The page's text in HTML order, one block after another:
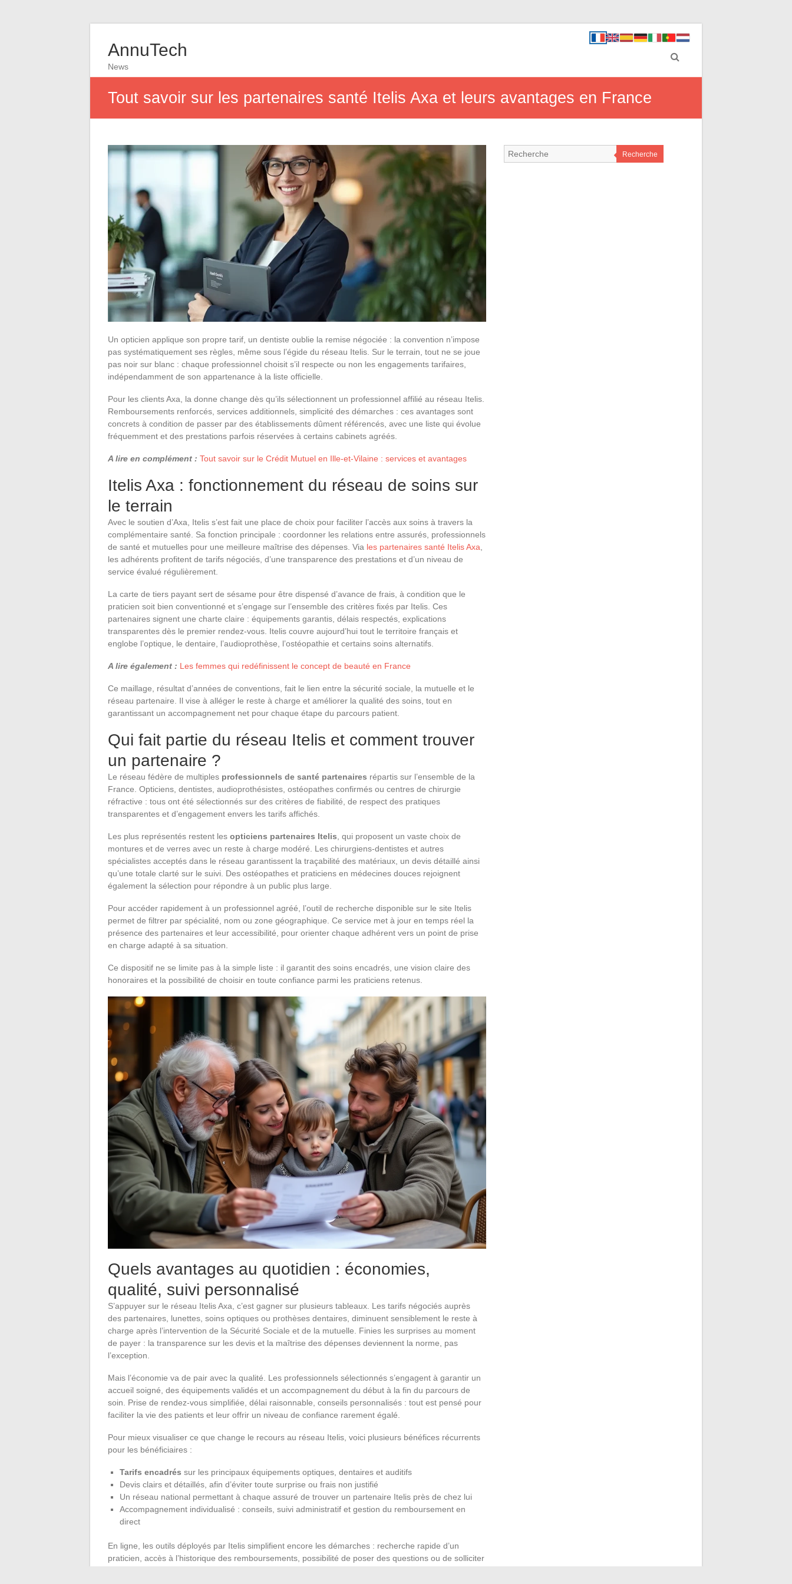
AnnuTech
News
Tout savoir sur les partenaires santé Itelis Axa et leurs avantages en France
Un opticien applique son propre tarif, un dentiste oublie la remise négociée : la convention n’impose
pas systématiquement ses règles, même sous l’égide du réseau Itelis. Sur le terrain, tout ne se joue
pas noir sur blanc : chaque professionnel choisit s’il respecte ou non les engagements tarifaires,
indépendamment de son appartenance à la liste officielle.
Pour les clients Axa, la donne change dès qu’ils sélectionnent un professionnel affilié au réseau Itelis.
Remboursements renforcés, services additionnels, simplicité des démarches : ces avantages sont
concrets à condition de passer par des établissements dûment référencés, avec une liste qui évolue
fréquemment et des prestations parfois réservées à certains cabinets agréés.
A lire en complément : Tout savoir sur le Crédit Mutuel en Ille-et-Vilaine : services et avantages
Itelis Axa : fonctionnement du réseau de soins sur
le terrain
Avec le soutien d’Axa, Itelis s’est fait une place de choix pour faciliter l’accès aux soins à travers la
complémentaire santé. Sa fonction principale : coordonner les relations entre assurés, professionnels
de santé et mutuelles pour une meilleure maîtrise des dépenses. Via les partenaires santé Itelis Axa
les adhérents profitent de tarifs négociés, d’une transparence des prestations et d’un niveau de
service évalué régulièrement.
La carte de tiers payant sert de sésame pour être dispensé d’avance de frais, à condition que le
praticien soit bien conventionné et s’engage sur l’ensemble des critères fixés par Itelis. Ces
partenaires signent une charte claire : équipements garantis, délais respectés, explications
transparentes dès le premier rendez-vous. Itelis couvre aujourd’hui tout le territoire français et
englobe l’optique, le dentaire, l’audioprothèse, l’ostéopathie et certains soins alternatifs.
A lire également : Les femmes qui redéfinissent le concept de beauté en France
Ce maillage, résultat d’années de conventions, fait le lien entre la sécurité sociale, la mutuelle et le
réseau partenaire. Il vise à alléger le reste à charge et améliorer la qualité des soins, tout en
garantissant un accompagnement net pour chaque étape du parcours patient.
Qui fait partie du réseau Itelis et comment trouver
un partenaire ?
Le réseau fédère de multiples professionnels de santé partenaires répartis sur l’ensemble de la
France. Opticiens, dentistes, audioprothésistes, ostéopathes confirmés ou centres de chirurgie
réfractive : tous ont été sélectionnés sur des critères de fiabilité, de respect des pratiques
transparentes et d’engagement envers les tarifs affichés.
Les plus représentés restent les opticiens partenaires Itelis , qui proposent un vaste choix de
montures et de verres avec un reste à charge modéré. Les chirurgiens-dentistes et autres
spécialistes acceptés dans le réseau garantissent la traçabilité des matériaux, un devis détaillé ainsi
qu’une totale clarté sur le suivi. Des ostéopathes et praticiens en médecines douces rejoignent
également la sélection pour répondre à un public plus large.
Pour accéder rapidement à un professionnel agréé, l’outil de recherche disponible sur le site Itelis
permet de filtrer par spécialité, nom ou zone géographique. Ce service met à jour en temps réel la
présence des partenaires et leur accessibilité, pour orienter chaque adhérent vers un point de prise
en charge adapté à sa situation.
Ce dispositif ne se limite pas à la simple liste : il garantit des soins encadrés, une vision claire des
honoraires et la possibilité de choisir en toute confiance parmi les praticiens retenus.
Quels avantages au quotidien : économies,
qualité, suivi personnalisé
S’appuyer sur le réseau Itelis Axa, c’est gagner sur plusieurs tableaux. Les tarifs négociés auprès
des partenaires, lunettes, soins optiques ou prothèses dentaires, diminuent sensiblement le reste à
charge après l’intervention de la Sécurité Sociale et de la mutuelle. Finies les surprises au moment
de payer : la transparence sur les devis et la maîtrise des dépenses deviennent la norme, pas
l’exception.
Mais l’économie va de pair avec la qualité. Les professionnels sélectionnés s’engagent à garantir un
accueil soigné, des équipements validés et un accompagnement du début à la fin du parcours de
soin. Prise de rendez-vous simplifiée, délai raisonnable, conseils personnalisés : tout est pensé pour
faciliter la vie des patients et leur offrir un niveau de confiance rarement égalé.
Pour mieux visualiser ce que change le recours au réseau Itelis, voici plusieurs bénéfices récurrents
pour les bénéficiaires :
Tarifs encadrés sur les principaux équipements optiques, dentaires et auditifs
Devis clairs et détaillés, afin d’éviter toute surprise ou frais non justifié
Un réseau national permettant à chaque assuré de trouver un partenaire Itelis près de chez lui
Accompagnement individualisé : conseils, suivi administratif et gestion du remboursement en
direct
En ligne, les outils déployés par Itelis simplifient encore les démarches : recherche rapide d’un
praticien, accès à l’historique des remboursements, possibilité de poser des questions ou de solliciter
Recherche